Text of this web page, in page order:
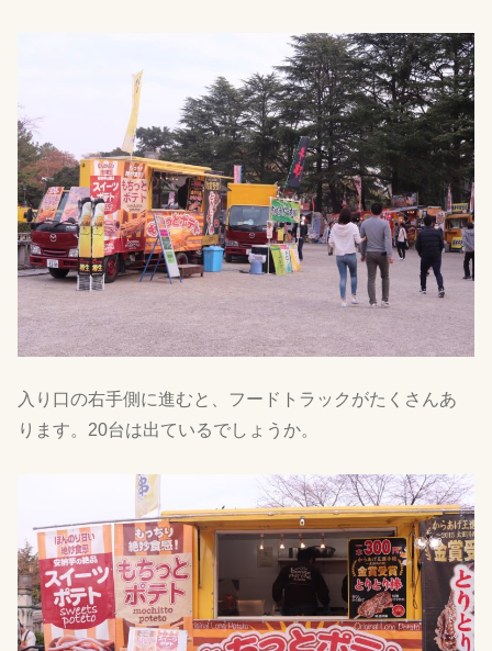
入り口の右手側に進むと、フードトラックがたくさんあ
ります。20台は出ているでしょうか。